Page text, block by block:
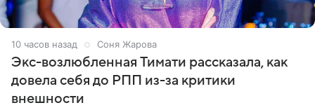
10 часов назад Соня Жарова
Экс-возлюбленная Тимати рассказала, как
довела себя до РПП из-за критики
внешности